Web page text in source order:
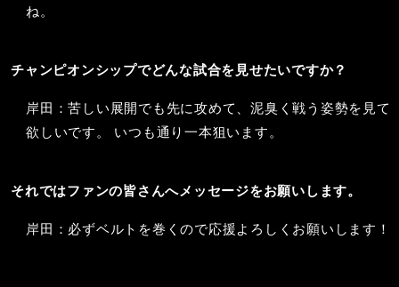
ね。
チャンピオンシップでどんな試合を見せたいですか？
岸田：苦しい展開でも先に攻めて、泥臭く戦う姿勢を見て
欲しいです。 いつも通り一本狙います。
それではファンの皆さんへメッセージをお願いします。
岸田：必ずベルトを巻くので応援よろしくお願いします！